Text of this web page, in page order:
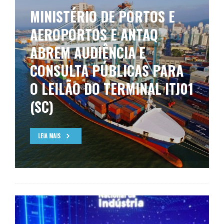
MINISTÉRIO DE PORTOS E
AEROPORTOS E ANTAQ
ABREM AUDIÊNCIA E
CONSULTA PÚBLICAS PARA
O LEILÃO DO TERMINAL ITJ01
(SC)
LEIA MAIS